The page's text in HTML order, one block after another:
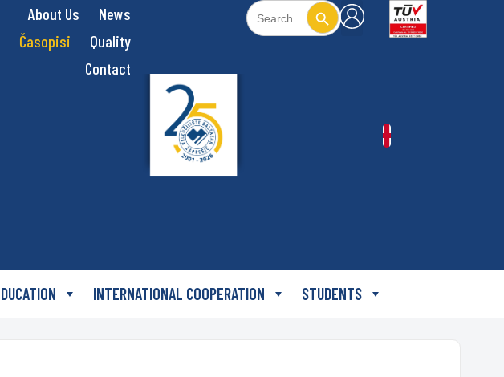
About Us
News
Časopisi
Quality
Contact
Search
for:
Search Button
INTERNATIONAL COOPERATION STUDENTS